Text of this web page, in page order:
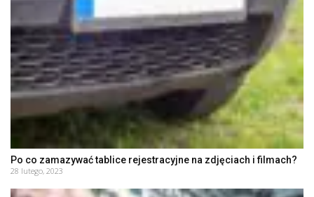
Po co zamazywać tablice rejestracyjne na zdjęciach i filmach?
28 lutego, 2023